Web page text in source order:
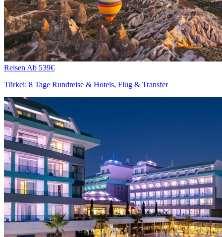
Reisen Ab 539€
Türkei: 8 Tage Rundreise & Hotels, Flug & Transfer